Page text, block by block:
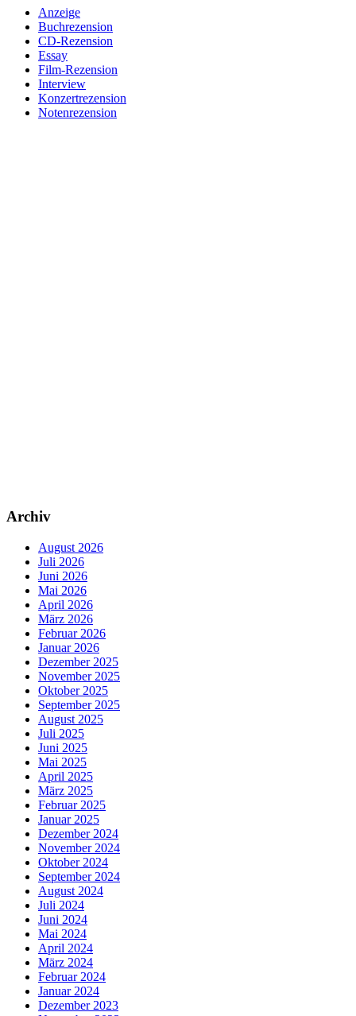
Anzeige
Buchrezension
CD-Rezension
Essay
Film-Rezension
Interview
Konzertrezension
Notenrezension
Archiv
August 2026
Juli 2026
Juni 2026
Mai 2026
April 2026
März 2026
Februar 2026
Januar 2026
Dezember 2025
November 2025
Oktober 2025
September 2025
August 2025
Juli 2025
Juni 2025
Mai 2025
April 2025
März 2025
Februar 2025
Januar 2025
Dezember 2024
November 2024
Oktober 2024
September 2024
August 2024
Juli 2024
Juni 2024
Mai 2024
April 2024
März 2024
Februar 2024
Januar 2024
Dezember 2023